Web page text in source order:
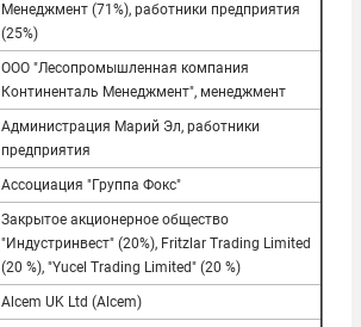
Менеджмент (71%), работники предприятия
(25%)
ООО "Лесопромышленная компания
Континенталь Менеджмент", менеджмент
Администрация Марий Эл, работники
предприятия
Ассоциация "Группа Фокс"
Закрытое акционерное общество
"Индустринвест" (20%), Fritzlar Trading Limited
(20 %), "Yucel Trading Limited" (20 %)
Alcem UK Ltd (Alcem)